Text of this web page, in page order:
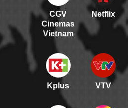
CGV
Cinemas
Vietnam
Netflix
Kplus VTV